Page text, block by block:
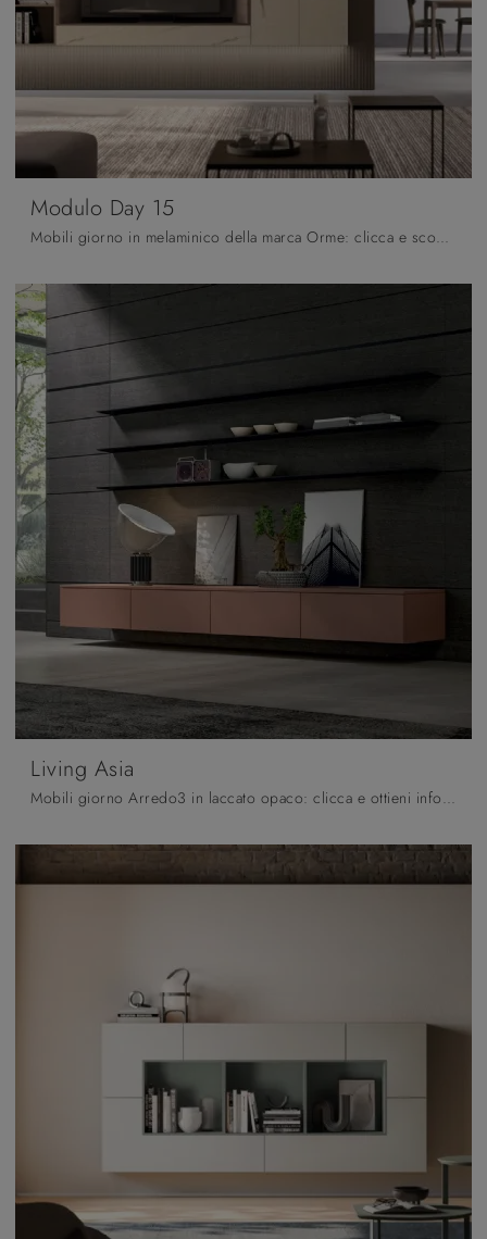
Modulo Day 15
Mobili giorno in melaminico della marca Orme: clicca e scopri il modello Modulo Day 15 tra le più esclusive soluzioni per il living.
Living Asia
Mobili giorno Arredo3 in laccato opaco: clicca e ottieni informazioni sul modello Living Asia , ideale per ultimare spazi moderni.